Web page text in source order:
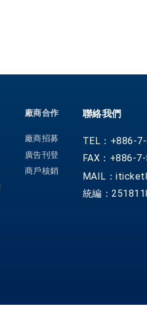
聯絡我們
TEL：+886-
FAX：+886-
MAIL：
統編：
廠商合作
廠商招募
廣告刊登
商戶核銷